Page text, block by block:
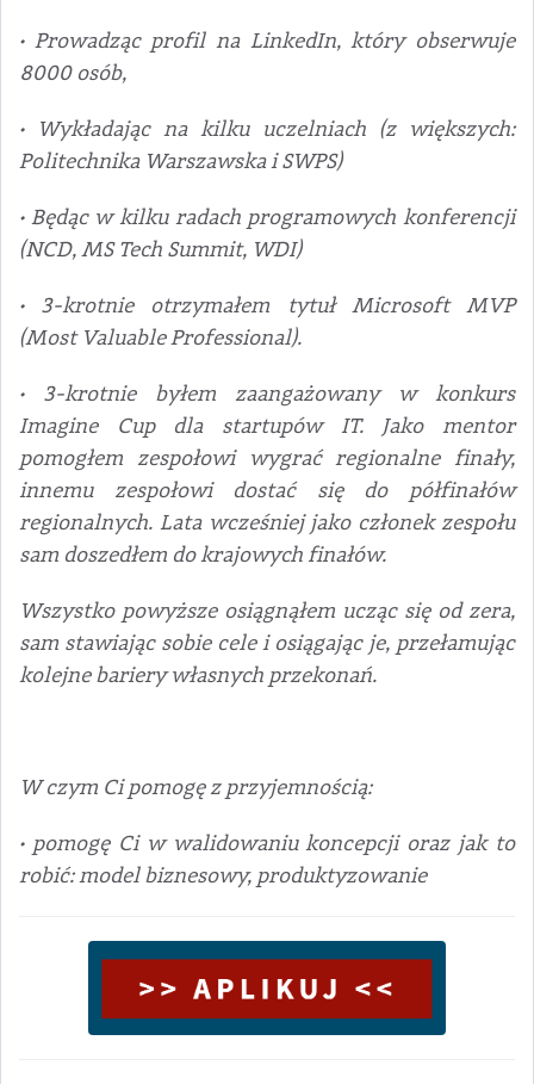
• Prowadząc profil na LinkedIn, który obserwuje
8000 osób,
• Wykładając na kilku uczelniach (z większych:
Politechnika Warszawska i SWPS)
• Będąc w kilku radach programowych konferencji
(NCD, MS Tech Summit, WDI)
• 3-krotnie otrzymałem tytuł Microsoft MVP
(Most Valuable Professional).
• 3-krotnie byłem zaangażowany w konkurs
Imagine Cup dla startupów IT. Jako mentor
pomogłem zespołowi wygrać regionalne finały,
innemu zespołowi dostać się do półfinałów
regionalnych. Lata wcześniej jako członek zespołu
sam doszedłem do krajowych finałów.
Wszystko powyższe osiągnąłem ucząc się od zera,
sam stawiając sobie cele i osiągając je, przełamując
kolejne bariery własnych przekonań.
W czym Ci pomogę z przyjemnością:
• pomogę Ci w walidowaniu koncepcji oraz jak to
robić: model biznesowy, produktyzowanie